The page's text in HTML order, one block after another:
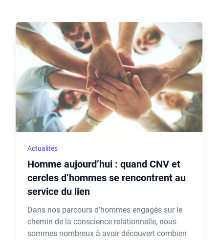
Actualités
Homme aujourd’hui : quand CNV et
cercles d’hommes se rencontrent au
service du lien
Dans nos parcours d’hommes engagés sur le
chemin de la conscience relationnelle, nous
sommes nombreux à avoir découvert combien